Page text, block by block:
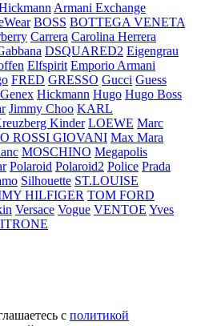
Armani Exchange
BOSS BOTTEGA VENETA
Carrera Carolina Herrera
DSQUARED2 Eigengrau
Elfspirit Emporio Armani
FRED GRESSO Gucci Guess
Genex Hickmann Hugo Hugo Boss
Jimmy Choo KARL
Kinder LOEWE Marc
ROSSI GIOVANI Max Mara
MOSCHINO Megapolis
Polaroid Polaroid2 Police Prada
Silhouette ST.LOUISE
HILFIGER TOM FORD
Versace Vogue VENTOE Yves
с политикой